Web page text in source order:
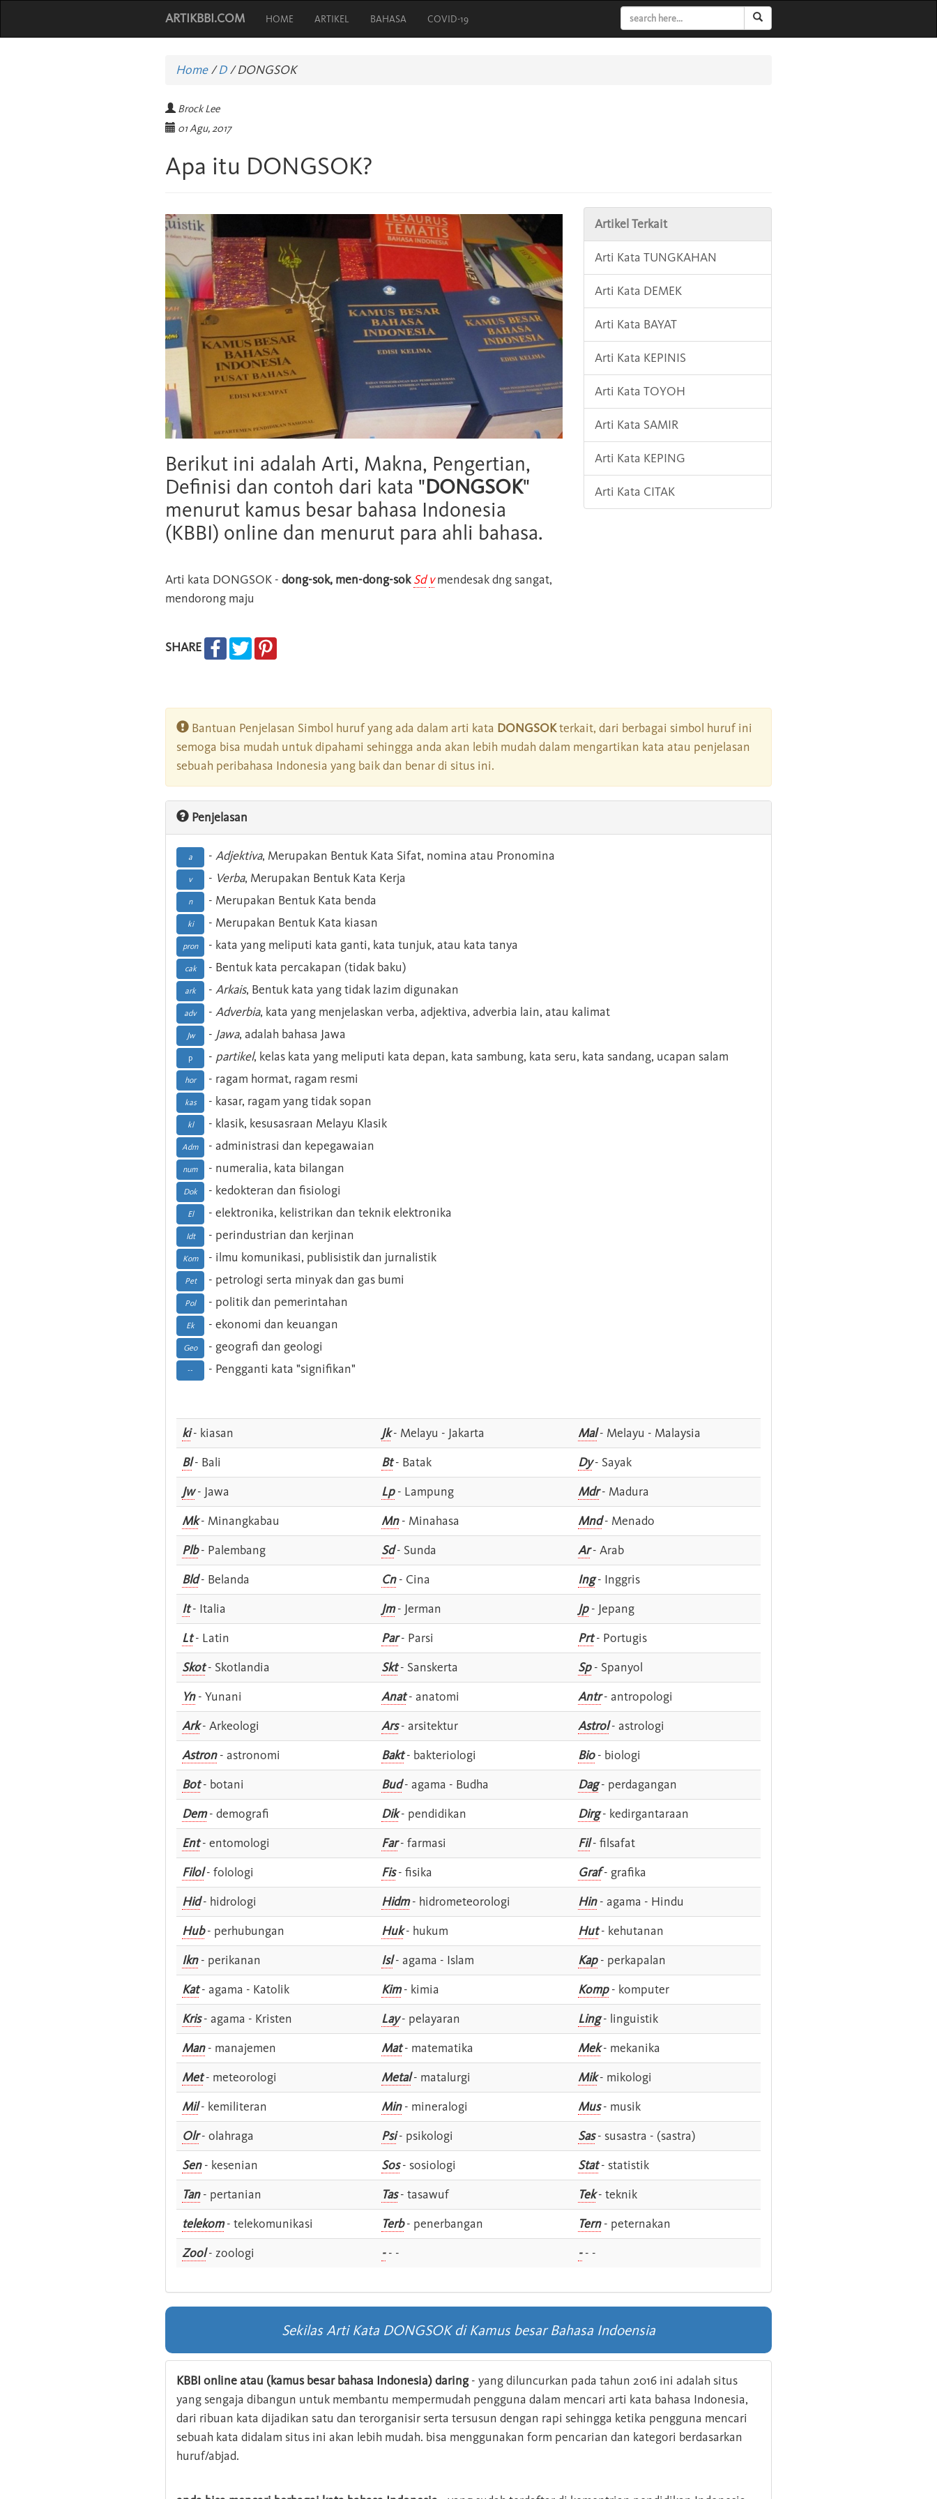
ARTIKBBI.COM HOME ARTIKEL BAHASA COVID-19
Home/D /DONGSOK
Brock Lee
01 Agu, 2017
Apa itu DONGSOK?
Berikut ini adalah Arti, Makna, Pengertian,
Definisi dan contoh dari kata "DONGSOK"
menurut kamus besar bahasa Indonesia
(KBBI) online dan menurut para ahli bahasa.
Arti kata DONGSOK - dong-sok, men-dong-sok Sd vmendesak dng sangat,
mendorong maju
SHARE
Artikel Terkait
Arti Kata TUNGKAHAN
Arti Kata DEMEK
Arti Kata BAYAT
Arti Kata KEPINIS
Arti Kata TOYOH
Arti Kata SAMIR
Arti Kata KEPING
Arti Kata CITAK
Bantuan Penjelasan Simbol huruf yang ada dalam arti kata DONGSOKterkait, dari berbagai simbol huruf ini
semoga bisa mudah untuk dipahami sehingga anda akan lebih mudah dalam mengartikan kata atau penjelasan
sebuah peribahasa Indonesia yang baik dan benar di situs ini.
Penjelasan
a - Adjektiva, Merupakan Bentuk Kata Sifat, nomina atau Pronomina
v - Verba, Merupakan Bentuk Kata Kerja
n - Merupakan Bentuk Kata benda
ki - Merupakan Bentuk Kata kiasan
pron - kata yang meliputi kata ganti, kata tunjuk, atau kata tanya
cak - Bentuk kata percakapan (tidak baku)
ark - Arkais, Bentuk kata yang tidak lazim digunakan
adv - Adverbia, kata yang menjelaskan verba, adjektiva, adverbia lain, atau kalimat
Jw - Jawa, adalah bahasa Jawa
p - partikel, kelas kata yang meliputi kata depan, kata sambung, kata seru, kata sandang, ucapan salam
hor - ragam hormat, ragam resmi
kas - kasar, ragam yang tidak sopan
kl - klasik, kesusasraan Melayu Klasik
Adm - administrasi dan kepegawaian
num - numeralia, kata bilangan
Dok - kedokteran dan fisiologi
El - elektronika, kelistrikan dan teknik elektronika
Idt - perindustrian dan kerjinan
Kom - ilmu komunikasi, publisistik dan jurnalistik
Pet - petrologi serta minyak dan gas bumi
Pol - politik dan pemerintahan
Ek - ekonomi dan keuangan
Geo - geografi dan geologi
-- - Pengganti kata "signifikan"
ki- kiasan Jk- Melayu - Jakarta Mal- Melayu - Malaysia
Bl- Bali Bt- Batak Dy- Sayak
Jw- Jawa Lp- Lampung Mdr- Madura
Mk- Minangkabau Mn- Minahasa Mnd- Menado
Plb- Palembang Sd- Sunda Ar- Arab
Bld- Belanda Cn- Cina Ing- Inggris
It- Italia Jm- Jerman Jp- Jepang
Lt- Latin Par- Parsi Prt- Portugis
Skot- Skotlandia Skt- Sanskerta Sp- Spanyol
Yn- Yunani Anat- anatomi Antr- antropologi
Ark- Arkeologi Ars- arsitektur Astrol- astrologi
Astron- astronomi Bakt- bakteriologi Bio- biologi
Bot- botani Bud- agama - Budha Dag- perdagangan
Dem- demografi Dik- pendidikan Dirg- kedirgantaraan
Ent- entomologi Far- farmasi Fil- filsafat
Filol- folologi Fis- fisika Graf- grafika
Hid- hidrologi Hidm- hidrometeorologi Hin- agama - Hindu
Hub- perhubungan Huk- hukum Hut- kehutanan
Ikn- perikanan Isl- agama - Islam Kap- perkapalan
Kat- agama - Katolik Kim- kimia Komp- komputer
Kris- agama - Kristen Lay- pelayaran Ling- linguistik
Man- manajemen Mat- matematika Mek- mekanika
Met- meteorologi Metal- matalurgi Mik- mikologi
Mil- kemiliteran Min- mineralogi Mus- musik
Olr- olahraga Psi- psikologi Sas- susastra - (sastra)
Sen- kesenian Sos- sosiologi Stat- statistik
Tan- pertanian Tas- tasawuf Tek- teknik
telekom- telekomunikasi Terb- penerbangan Tern- peternakan
Zool- zoologi -- - -- -
Sekilas Arti Kata DONGSOK di Kamus besar Bahasa Indoensia
KBBI online atau (kamus besar bahasa Indonesia) daring- yang diluncurkan pada tahun 2016 ini adalah situs
yang sengaja dibangun untuk membantu mempermudah pengguna dalam mencari arti kata bahasa Indonesia,
dari ribuan kata dijadikan satu dan terorganisir serta tersusun dengan rapi sehingga ketika pengguna mencari
sebuah kata didalam situs ini akan lebih mudah. bisa menggunakan form pencarian dan kategori berdasarkan
huruf/abjad.